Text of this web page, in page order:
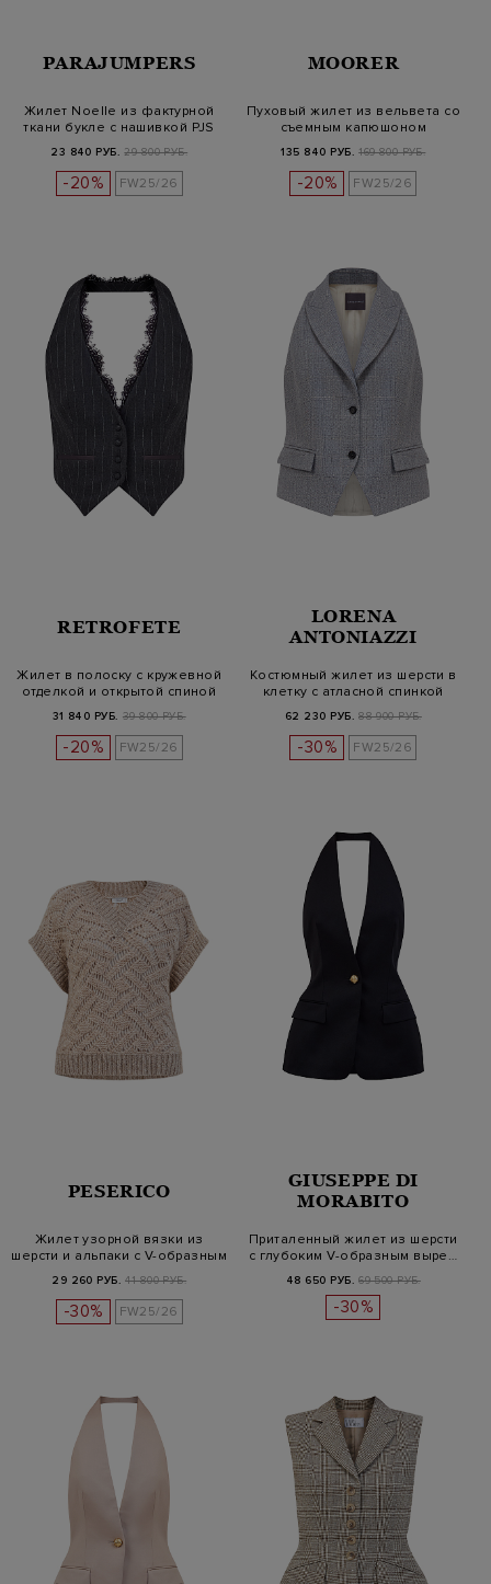
PARAJUMPERS
Жилет Noelle из фактурной
ткани букле с нашивкой PJS
23 840 РУБ. 29 800 РУБ.
-20% FW25/26
MOORER
Пуховый жилет из вельвета со
съемным капюшоном
135 840 РУБ. 169 800 РУБ.
-20% FW25/26
RETROFETE
Жилет в полоску с кружевной
отделкой и открытой спиной
31 840 РУБ. 39 800 РУБ.
-20% FW25/26
LORENA
ANTONIAZZI
Костюмный жилет из шерсти в
клетку с атласной спинкой
62 230 РУБ. 88 900 РУБ.
-30% FW25/26
PESERICO
Жилет узорной вязки из
шерсти и альпаки с V-образным
29 260 РУБ. 41 800 РУБ.
-30% FW25/26
GIUSEPPE DI
MORABITO
Приталенный жилет из шерсти
с глубоким V-образным выре…
48 650 РУБ. 69 500 РУБ.
-30%